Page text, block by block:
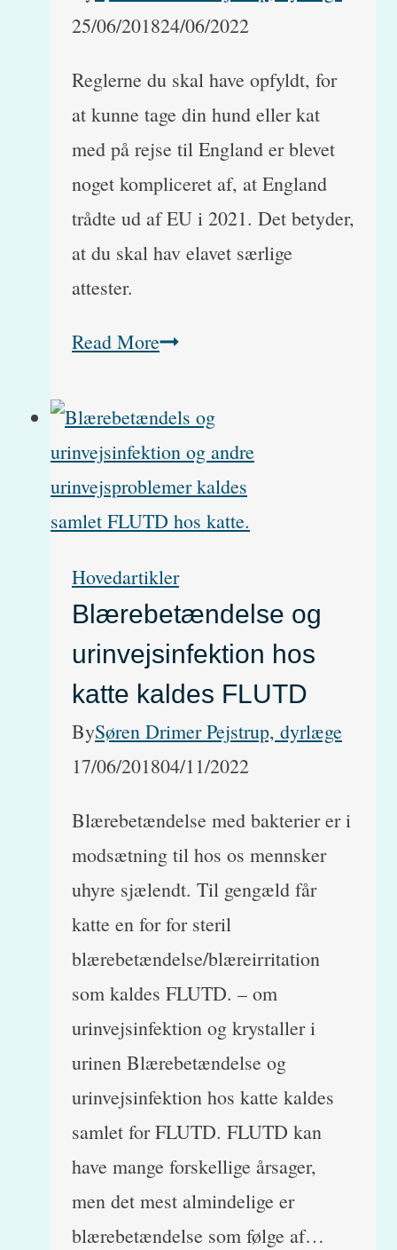
25/06/201824/06/2022
Reglerne du skal have opfyldt, for
at kunne tage din hund eller kat
med på rejse til England er blevet
noget kompliceret af, at England
trådte ud af EU i 2021. Det betyder,
at du skal hav elavet særlige
attester.
Read MoreRejse
kat
og
hund
til
Hovedartikler
Blærebetændelse og
urinvejsinfektion hos
katte kaldes FLUTD
BySøren Drimer Pejstrup, dyrlæge
17/06/201804/11/2022
Blærebetændelse med bakterier er i
modsætning til hos os mennsker
uhyre sjælendt. Til gengæld får
katte en for for steril
blærebetændelse/blæreirritation
som kaldes FLUTD. – om
urinvejsinfektion og krystaller i
urinen Blærebetændelse og
urinvejsinfektion hos katte kaldes
samlet for FLUTD. FLUTD kan
have mange forskellige årsager,
men det mest almindelige er
blærebetændelse som følge af…